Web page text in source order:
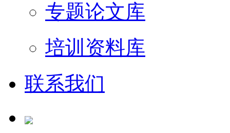
专题论文库
培训资料库
联系我们